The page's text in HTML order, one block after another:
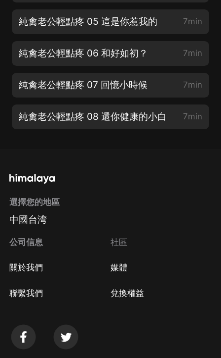
純禽老公輕點疼 05 這是你惹我的 7min
純禽老公輕點疼 06 和好如初？ 7min
純禽老公輕點疼 07 回憶小時候 7min
純禽老公輕點疼 08 還你健康的小白 7min
選擇您的地區
中國台湾
公司信息
關於我們
聯繫我們
社區
媒體
兌換權益